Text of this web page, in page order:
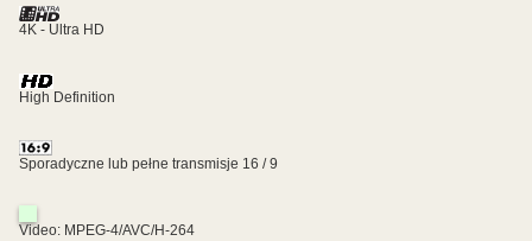
4K - Ultra HD
High Definition
Sporadyczne lub pełne transmisje 16 / 9
Video: MPEG-4/AVC/H-264